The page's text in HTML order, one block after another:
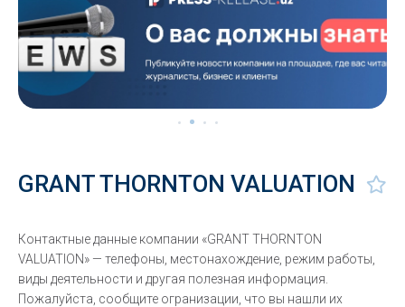
GRANT THORNTON VALUATION
Контактные данные компании «GRANT THORNTON
VALUATION» — телефоны, местонахождение, режим работы,
виды деятельности и другая полезная информация.
Пожалуйста, сообщите огранизации, что вы нашли их